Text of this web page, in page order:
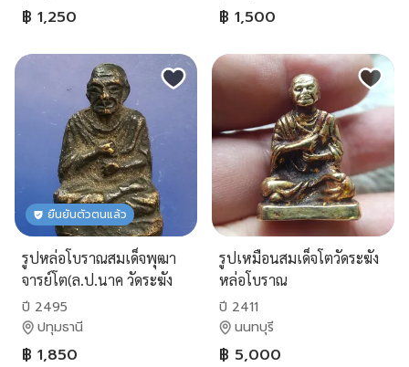
฿ 1,250 ฿ 1,500
ยืนยันตัวตนแล้ว
รูปหล่อโบราณสมเด็จพุฒา
จารย์โต(ล.ป.นาค วัดระฆัง
สร้าง)ปี2495 พิธีใหญ่
ปี 2495
ปทุมธานี
฿ 1,850
รูปเหมือนสมเด็จโตวัดระฆัง
หล่อโบราณ
ปี 2411
นนทบุรี
฿ 5,000